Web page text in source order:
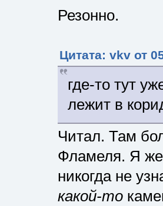
Резонно.
Цитата: vkv от
где-то тут
лежит в
Читал. Там
Фламеля. Я
никогда не
какой-то